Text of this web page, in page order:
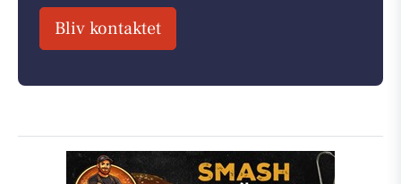
Bliv kontaktet